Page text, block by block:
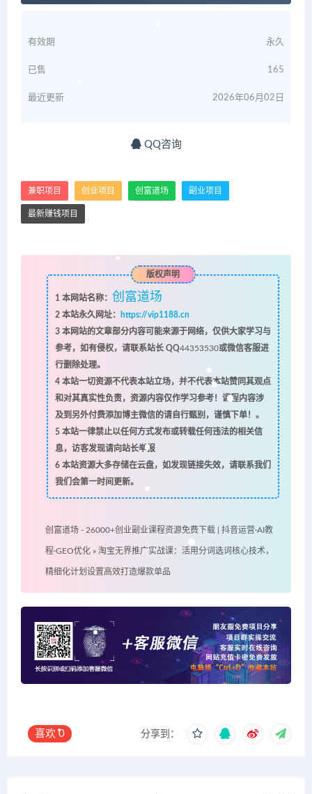
有效期 永久
已售 165
最近更新 2026年06月02日
QQ咨询
兼职项目 创业项目 创富道场 副业项目
最新赚钱项目
版权声明
1 本网站名称： 创富道场
2本站永久网址：
https://vip1188.cn
3本网站的文章部分内容可能来源于网络，仅供大家学习与
参考，如有侵权，请联系站长 QQ44353530或微信客服进
行删除处理。
4本站一切资源不代表本站立场，并不代表本站赞同其观点
和对其真实性负责，资源内容仅作学习参考！课程内容涉
及到另外付费添加博主微信的请自行甄别，谨慎下单！。
5本站一律禁止以任何方式发布或转载任何违法的相关信
息，访客发现请向站长举报
6本站资源大多存储在云盘，如发现链接失效，请联系我们
我们会第一时间更新。
创富道场 - 26000+创业副业课程资源免费下载 | 抖音运营·AI教
程·GEO优化 » 淘宝无界推广实战课：活用分词选词核心技术，
精细化计划设置高效打造爆款单品
喜欢0 分享到：